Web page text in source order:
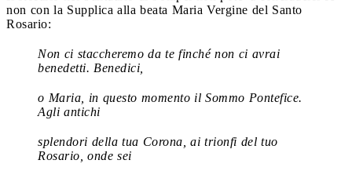
non con la Supplica alla beata Maria Vergine del Santo
Rosario:
Non ci staccheremo da te finché non ci avrai
benedetti. Benedici,
o Maria, in questo momento il Sommo Pontefice.
Agli antichi
splendori della tua Corona, ai trionfi del tuo
Rosario, onde sei